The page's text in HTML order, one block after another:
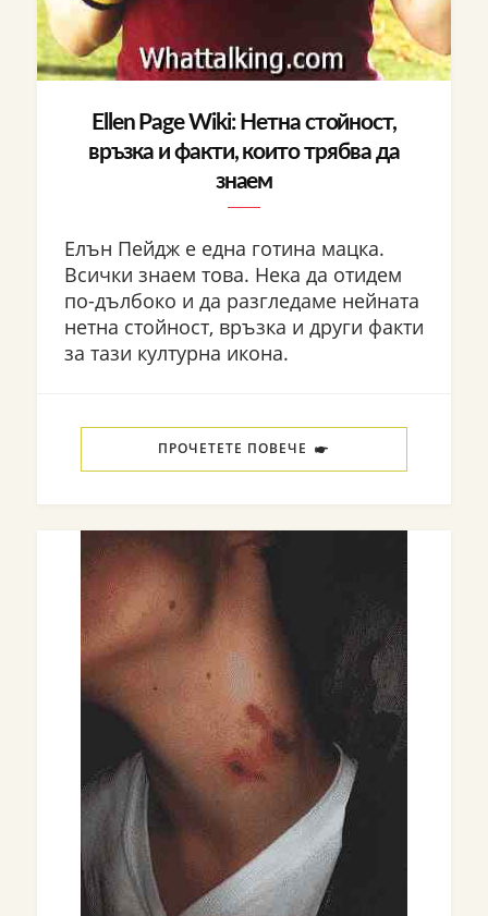
Ellen Page Wiki: Нетна стойност,
връзка и факти, които трябва да
знаем
Елън Пейдж е една готина мацка.
Всички знаем това. Нека да отидем
по-дълбоко и да разгледаме нейната
нетна стойност, връзка и други факти
за тази културна икона.
ПРОЧЕТЕТЕ ПОВЕЧЕ